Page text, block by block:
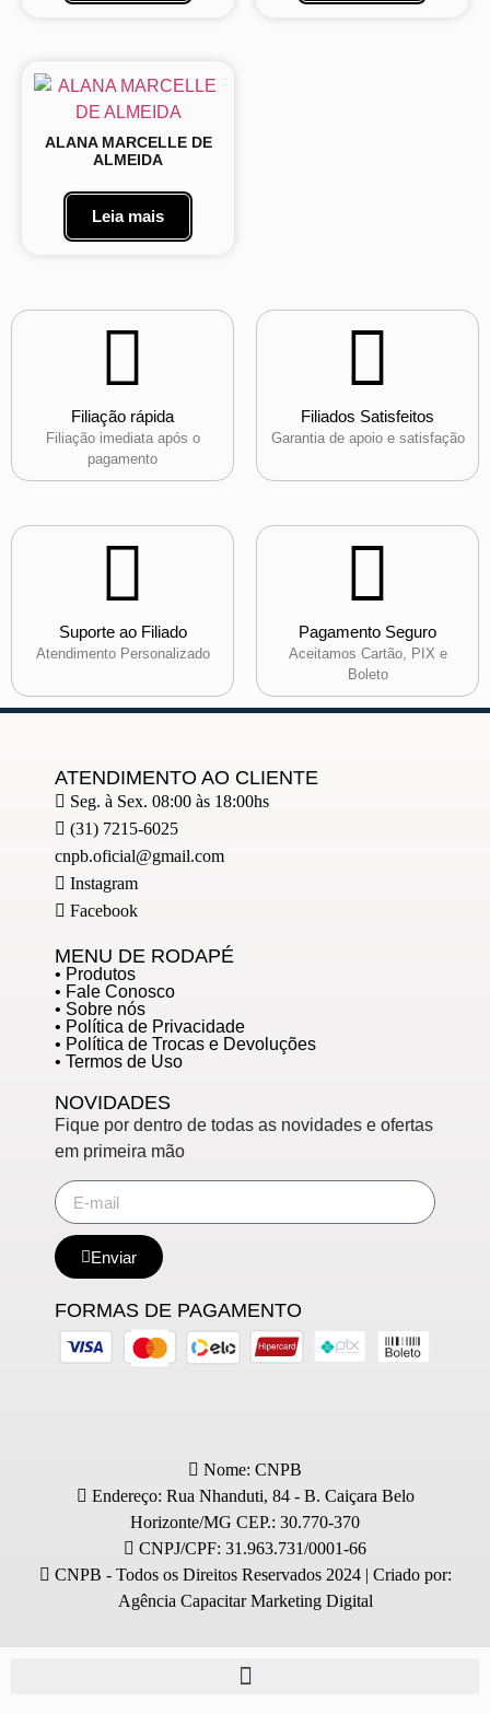
ALANA MARCELLE DE
ALMEIDA
Leia mais
Filiação rápida
Filiação imediata após o
pagamento
Filiados Satisfeitos
Garantia de apoio e satisfação
Suporte ao Filiado
Atendimento Personalizado
Pagamento Seguro
Aceitamos Cartão, PIX e
Boleto
ATENDIMENTO AO CLIENTE
Seg. à Sex. 08:00 às 18:00hs
(31) 7215-6025
cnpb.oficial@gmail.com
Instagram
Facebook
MENU DE RODAPÉ
• Produtos
• Fale Conosco
• Sobre nós
• Política de Privacidade
• Política de Trocas e Devoluções
• Termos de Uso
NOVIDADES
Fique por dentro de todas as novidades e ofertas
em primeira mão
Enviar
FORMAS DE PAGAMENTO
Nome: CNPB
Endereço: Rua Nhanduti, 84 - B. Caiçara Belo
Horizonte/MG CEP.: 30.770-370
CNPJ/CPF: 31.963.731/0001-66
CNPB - Todos os Direitos Reservados 2024 | Criado por:
Agência Capacitar Marketing Digital